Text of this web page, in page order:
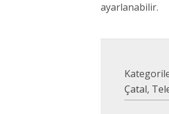
ayarlanabilir.
Çatal,